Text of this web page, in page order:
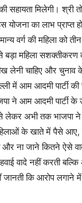
मिलेगी। श्री
का लाभ प्राप्त
वर्ग की महिला को
महिला सशक्तीकरण
लेनी चाहिए और चुनाव
में आम आदमी पार्टी
ने आम आदमी पार्टी
से लेकर अभी तक भाजपा
के खाते में पैसे आए, ना
ना जाने कितने ऐसे
वादे नहीं करती बल्कि
जानती कि आरोप